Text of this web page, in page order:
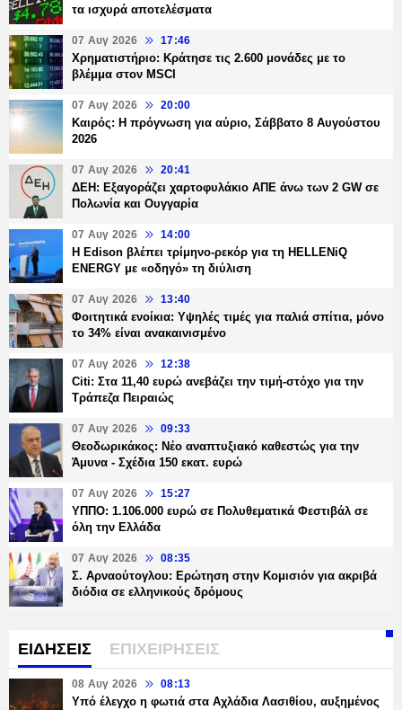
τα ισχυρά αποτελέσματα
07 Αυγ 2026 17:46
Χρηματιστήριο: Κράτησε τις 2.600 μονάδες με το
βλέμμα στον MSCI
07 Αυγ 2026 20:00
Καιρός: Η πρόγνωση για αύριο, Σάββατο 8 Αυγούστου
2026
07 Αυγ 2026 20:41
ΔΕΗ: Εξαγοράζει χαρτοφυλάκιο ΑΠΕ άνω των 2 GW σε
Πολωνία και Ουγγαρία
07 Αυγ 2026 14:00
Η Edison βλέπει τρίμηνο-ρεκόρ για τη HELLENiQ
ENERGY με «οδηγό» τη διύλιση
07 Αυγ 2026 13:40
Φοιτητικά ενοίκια: Υψηλές τιμές για παλιά σπίτια, μόνο
το 34% είναι ανακαινισμένο
07 Αυγ 2026 12:38
Citi: Στα 11,40 ευρώ ανεβάζει την τιμή-στόχο για την
Τράπεζα Πειραιώς
07 Αυγ 2026 09:33
Θεοδωρικάκος: Νέο αναπτυξιακό καθεστώς για την
Άμυνα - Σχέδια 150 εκατ. ευρώ
07 Αυγ 2026 15:27
ΥΠΠΟ: 1.106.000 ευρώ σε Πολυθεματικά Φεστιβάλ σε
όλη την Ελλάδα
07 Αυγ 2026 08:35
Σ. Αρναούτογλου: Ερώτηση στην Κομισιόν για ακριβά
διόδια σε ελληνικούς δρόμους
ΕΙΔΗΣΕΙΣ ΕΠΙΧΕΙΡΗΣΕΙΣ
08 Αυγ 2026 08:13
Υπό έλεγχο η φωτιά στα Αχλάδια Λασιθίου, αυξημένος